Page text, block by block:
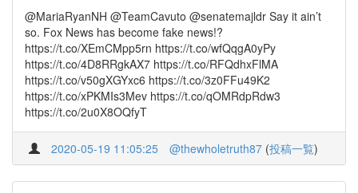
@MariaRyanNH @TeamCavuto @senatemajldr Say it ain’t
so. Fox News has become fake news!?
https://t.co/XEmCMpp5rn https://t.co/wfQqgA0yPy
https://t.co/4D8RRgkAX7 https://t.co/RFQdhxFlMA
https://t.co/v50gXGYxc6 https://t.co/3z0FFu49K2
https://t.co/xPKMIs3Mev https://t.co/qOMRdpRdw3
https://t.co/2u0X8OQfyT
2020-05-19 11:05:25 @thewholetruth87 (投稿一覧)